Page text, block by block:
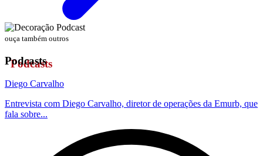
ouça também outros
Podcasts
Diego Carvalho
Entrevista com Diego Carvalho, diretor de operações da Emurb, que
fala sobre...